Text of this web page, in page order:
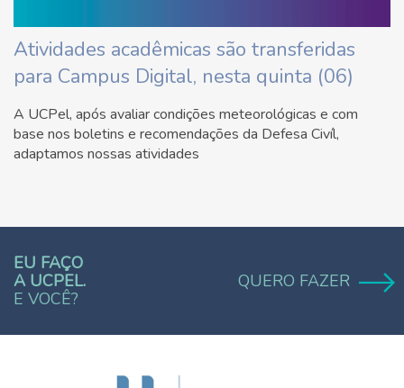
Atividades acadêmicas são transferidas
para Campus Digital, nesta quinta (06)
A UCPel, após avaliar condições meteorológicas e com
base nos boletins e recomendações da Defesa Civíl,
adaptamos nossas atividades
EU FAÇO
A UCPEL.
E VOCÊ?
QUERO FAZER